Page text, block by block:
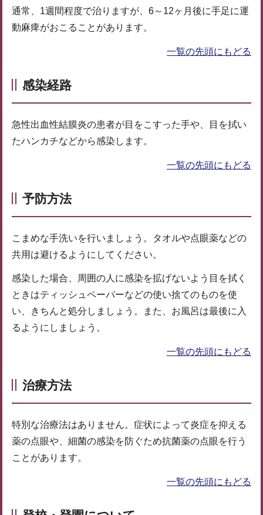
通常、1週間程度で治りますが、6～12ヶ月後に手足に運
動麻痺がおこることがあります。
一覧の先頭にもどる
感染経路
急性出血性結膜炎の患者が目をこすった手や、目を拭い
たハンカチなどから感染します。
一覧の先頭にもどる
予防方法
こまめな手洗いを行いましょう。タオルや点眼薬などの
共用は避けるようにしてください。
感染した場合、周囲の人に感染を拡げないよう目を拭く
ときはティッシュペーパーなどの使い捨てのものを使
い、きちんと処分しましょう。また、お風呂は最後に入
るようにしましょう。
一覧の先頭にもどる
治療方法
特別な治療法はありません。症状によって炎症を抑える
薬の点眼や、細菌の感染を防ぐため抗菌薬の点眼を行う
ことがあります。
一覧の先頭にもどる